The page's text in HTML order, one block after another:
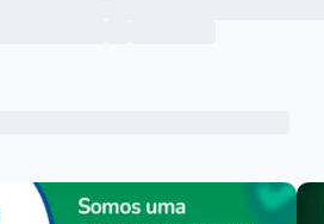
Menu lateral